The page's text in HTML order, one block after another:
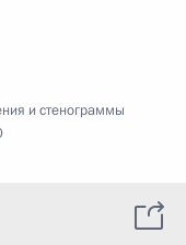
и стенограммы